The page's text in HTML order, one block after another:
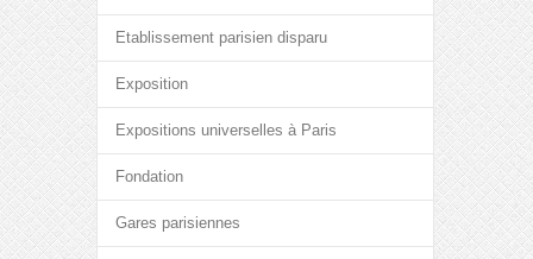
Etablissement parisien disparu
Exposition
Expositions universelles à Paris
Fondation
Gares parisiennes